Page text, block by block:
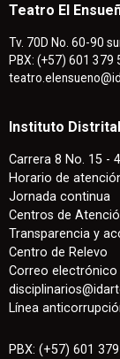
Teatro El
Tv. 70D No. 60-90
PBX: (+57) 601 379
Instituto
Carrera 8 No. 15 -
Horario de
Jornada continua
Centros de
Transparencia y
Centro de Relevo
Correo
Línea
PBX: (+57) 601